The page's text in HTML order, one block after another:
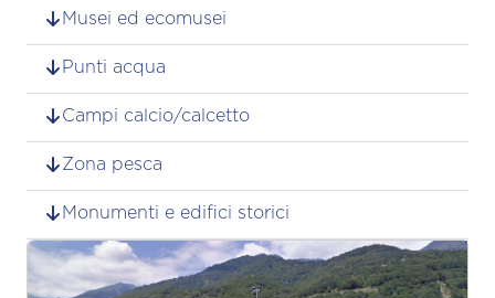
Musei ed ecomusei
Punti acqua
Campi calcio/calcetto
Zona pesca
Monumenti e edifici storici